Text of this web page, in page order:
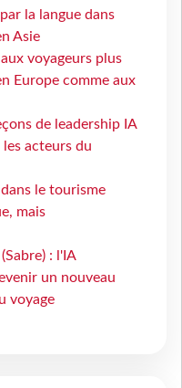
la langue dans
Asie
voyageurs plus
Europe comme aux
de leadership IA
acteurs du
dans le tourisme
mais
: l'IA
un nouveau
voyage